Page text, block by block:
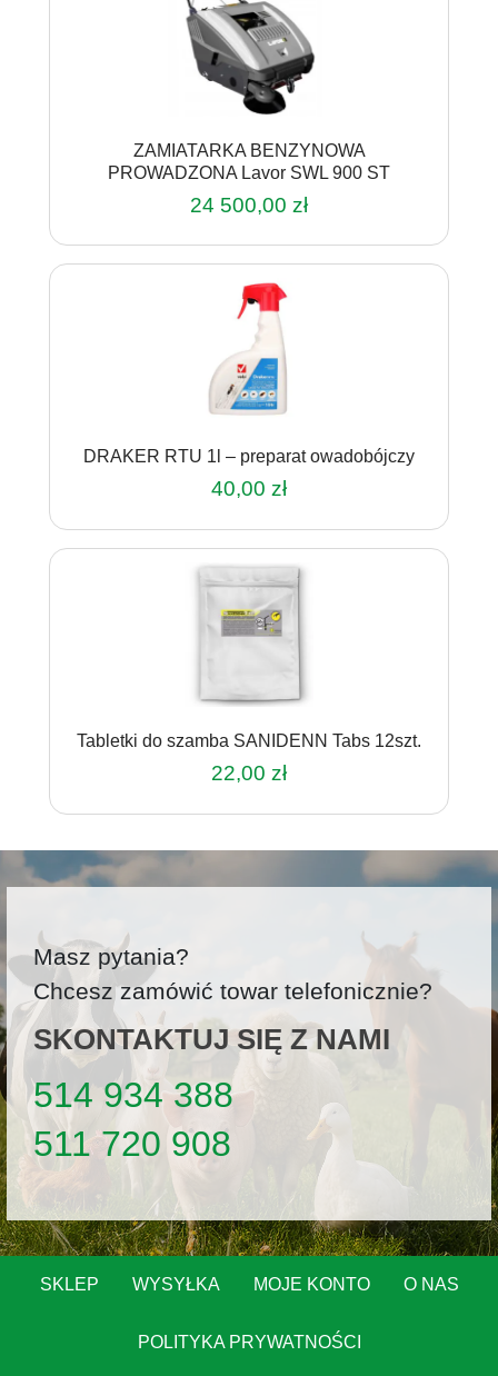
ZAMIATARKA BENZYNOWA
PROWADZONA Lavor SWL 900 ST
24 500,00 zł
DRAKER RTU 1l – preparat owadobójczy
40,00 zł
Tabletki do szamba SANIDENN Tabs 12szt.
22,00 zł
Masz pytania?
Chcesz zamówić towar telefonicznie?
SKONTAKTUJ SIĘ Z NAMI
514 934 388
511 720 908
SKLEP WYSYŁKA MOJE KONTO O NAS
POLITYKA PRYWATNOŚCI